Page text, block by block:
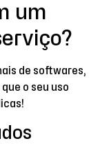
um
de softwares,
o seu uso